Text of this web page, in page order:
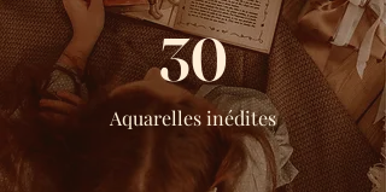
30
Aquarelles inédites